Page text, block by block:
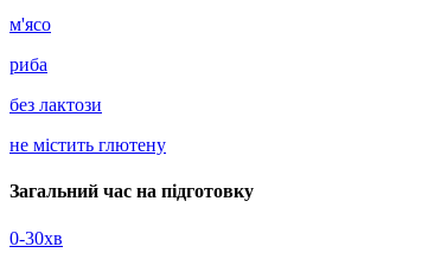
м'ясо
риба
без лактози
не містить глютену
Загальний час на підготовку
0-30хв